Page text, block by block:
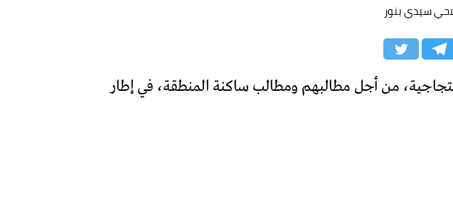
سيدي بنور
من أجل مطالبهم ومطالب ساكنة المنطقة، في إطار